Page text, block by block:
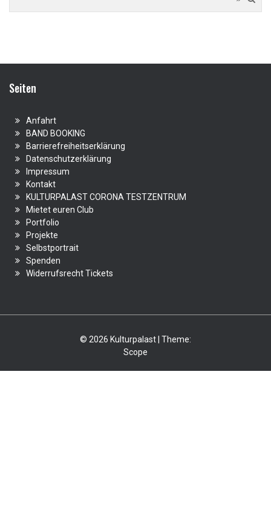
Seiten
Anfahrt
BAND BOOKING
Barrierefreiheitserklärung
Datenschutzerklärung
Impressum
Kontakt
KULTURPALAST CORONA TESTZENTRUM
Mietet euren Club
Portfolio
Projekte
Selbstportrait
Spenden
Widerrufsrecht Tickets
© 2026 Kulturpalast | Theme:
Scope